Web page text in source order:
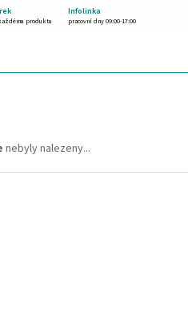
Infolinka
produktu pracovní dny 09:00-17:00
nebyly nalezeny...